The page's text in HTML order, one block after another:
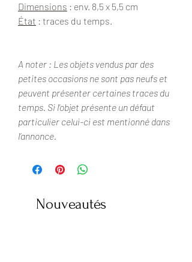
Dimensions : env. 8,5 x 5,5 cm
État : traces du temps.
A noter : Les objets vendus par des
petites occasions ne sont pas neufs et
peuvent présenter certaines traces du
temps. Si l'objet présente un défaut
particulier celui-ci est mentionné dans
l’annonce.
Nouveautés